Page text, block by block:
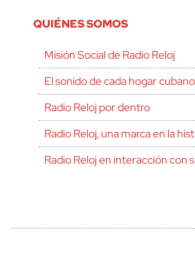
QUIÉNES SOMOS
Misión Social de Radio Reloj
El sonido de cada hogar cubano
Radio Reloj por dentro
Radio Reloj, una marca en la
Radio Reloj en interacción con